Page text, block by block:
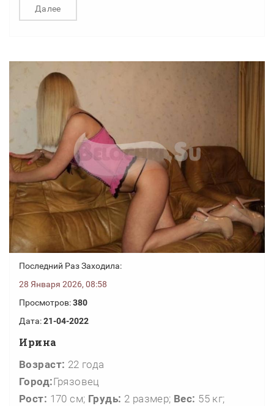
Далее
Последний Раз Заходила:
28 Января 2026, 08:58
Просмотров:380
Дата:21-04-2022
Ирина
Возраст: 22 года
Город:Грязовец
Рост: 170 см; Грудь: 2 размер; Вес: 55 кг;